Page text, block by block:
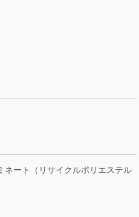
ネート（リサイクルポリエステル